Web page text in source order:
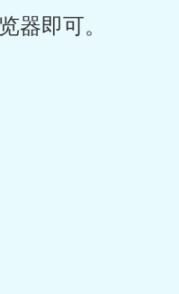
器即可。